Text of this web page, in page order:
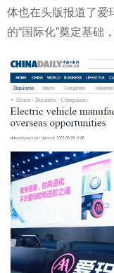
体也在头版报道了爱
的“国际化”奠定基础